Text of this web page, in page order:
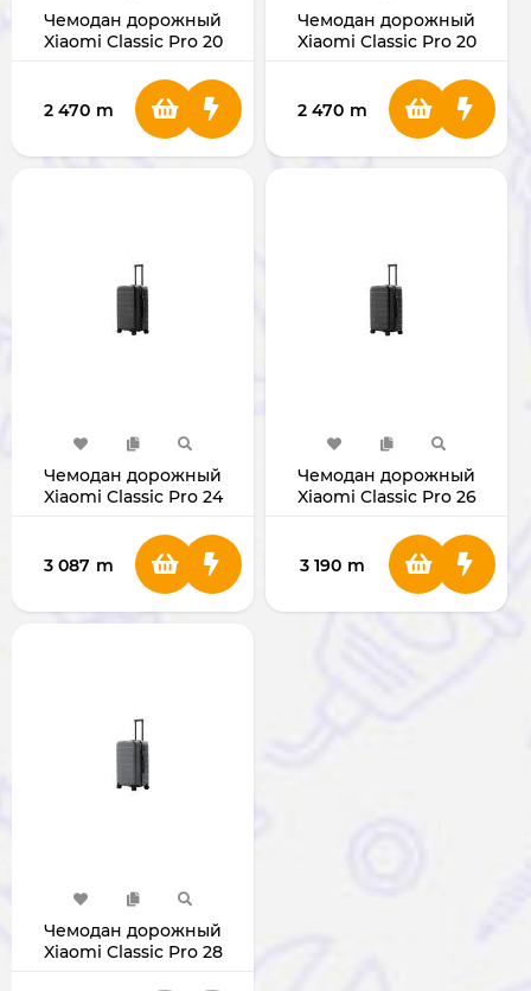
Чемодан дорожный
Xiaomi Classic Pro 20
2 470 m
Чемодан дорожный
Xiaomi Classic Pro 20
2 470 m
Чемодан дорожный
Xiaomi Classic Pro 24
3 087 m
Чемодан дорожный
Xiaomi Classic Pro 26
3 190 m
Чемодан дорожный
Xiaomi Classic Pro 28